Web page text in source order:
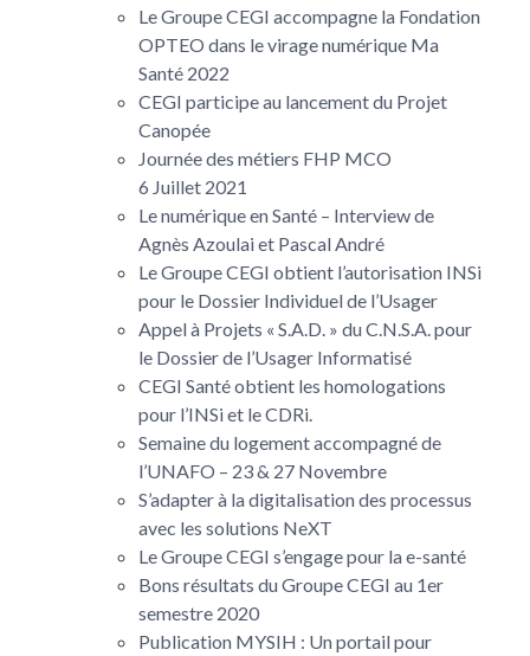
Le Groupe CEGI accompagne la Fondation
OPTEO dans le virage numérique Ma
Santé 2022
CEGI participe au lancement du Projet
Canopée
Journée des métiers FHP MCO
6 Juillet 2021
Le numérique en Santé – Interview de
Agnès Azoulai et Pascal André
Le Groupe CEGI obtient l’autorisation INSi
pour le Dossier Individuel de l’Usager
Appel à Projets « S.A.D. » du C.N.S.A. pour
le Dossier de l’Usager Informatisé
CEGI Santé obtient les homologations
pour l’INSi et le CDRi.
Semaine du logement accompagné de
l’UNAFO – 23 & 27 Novembre
S’adapter à la digitalisation des processus
avec les solutions NeXT
Le Groupe CEGI s’engage pour la e-santé
Bons résultats du Groupe CEGI au 1er
semestre 2020
Publication MYSIH : Un portail pour